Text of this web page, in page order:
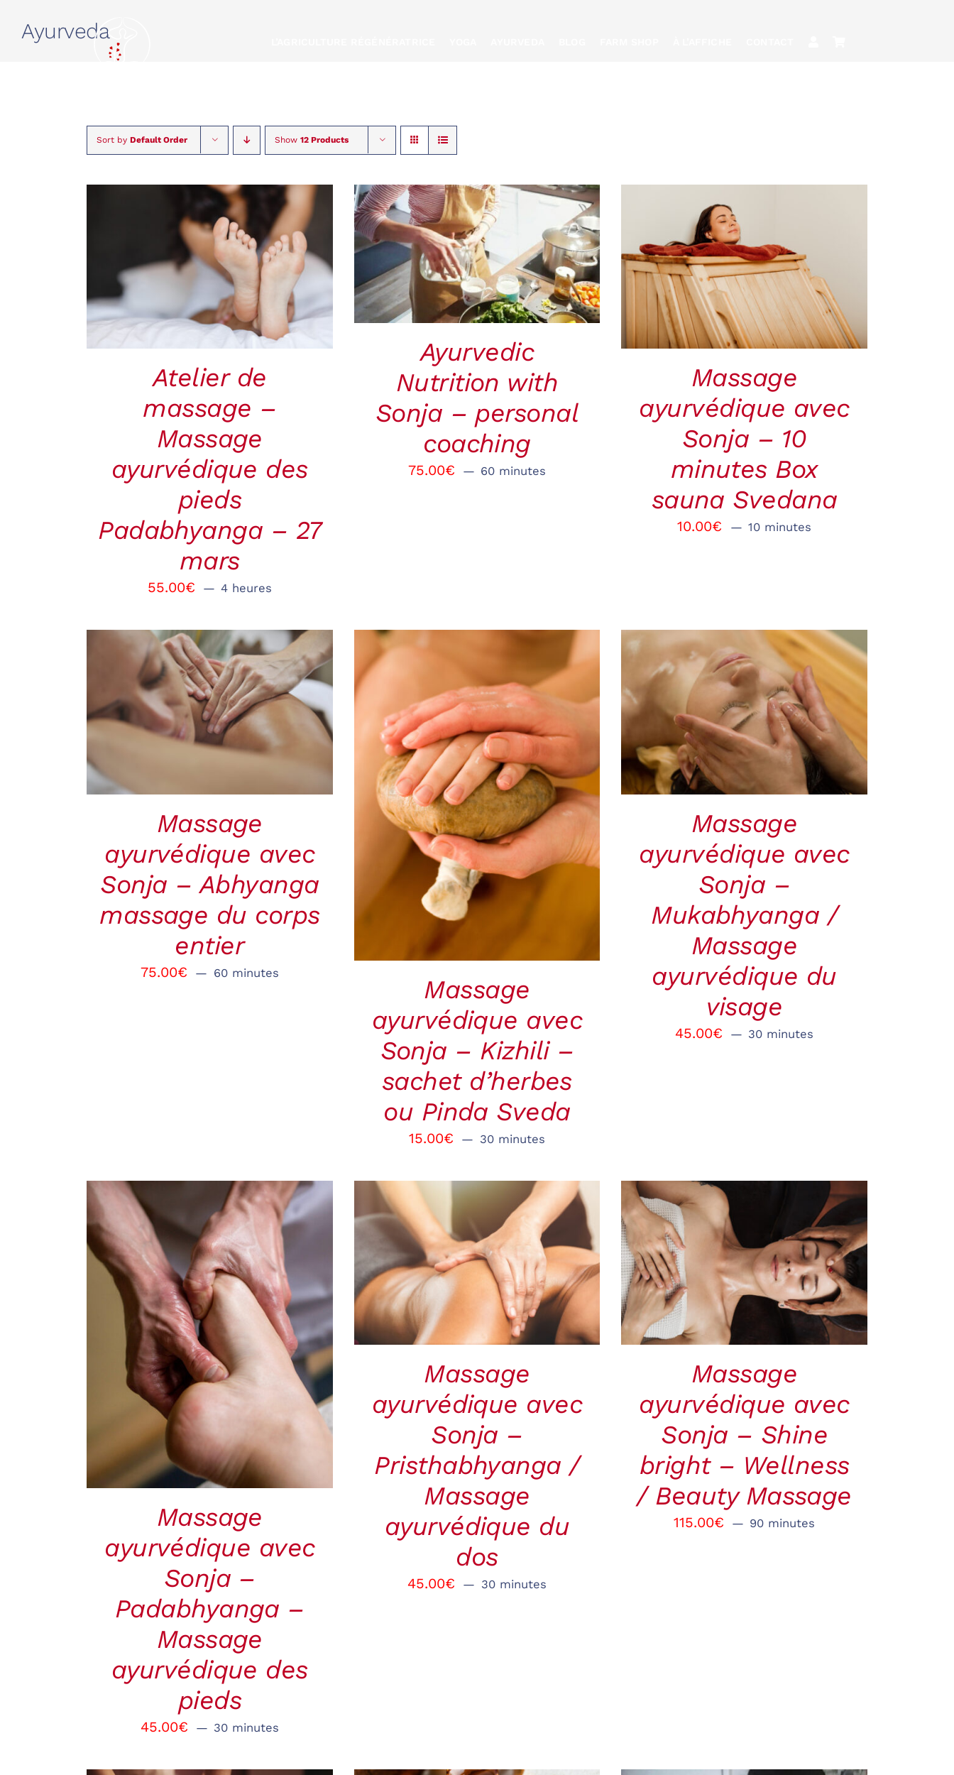
Ayurveda
Sort by Default Order Show 12 Products
RÉSERVER /
QUICK
VIEW
Atelier de
massage –
Massage
ayurvédique des
pieds
Padabhyanga – 27
mars
55.00€ 4 heures
RÉSERVER
QUICK
VIEW
Ayurvedic
Nutrition with
Sonja – personal
coaching
75.00€ 60 minutes
RÉSERVER /
QUICK
VIEW
Massage
ayurvédique avec
Sonja – 10
minutes Box
sauna Svedana
10.00€ 10 minutes
RÉSERVER /
QUICK
VIEW
Massage
ayurvédique avec
Sonja – Abhyanga
massage du corps
entier
75.00€ 60 minutes
RÉSERVER /
QUICK
VIEW
Massage
ayurvédique avec
Sonja – Kizhili –
sachet d’herbes
ou Pinda Sveda
15.00€ 30 minutes
RÉSERVER /
QUICK
VIEW
Massage
ayurvédique avec
Sonja –
Mukabhyanga /
Massage
ayurvédique du
visage
45.00€ 30 minutes
RÉSERVER /
QUICK
VIEW
Massage
ayurvédique avec
Sonja –
Padabhyanga –
Massage
ayurvédique des
pieds
45.00€ 30 minutes
RÉSERVER /
QUICK
VIEW
Massage
ayurvédique avec
Sonja –
Pristhabhyanga /
Massage
ayurvédique du
dos
45.00€ 30 minutes
RÉSERVER /
QUICK
VIEW
Massage
ayurvédique avec
Sonja – Shine
bright – Wellness
/ Beauty Massage
115.00€ 90 minutes